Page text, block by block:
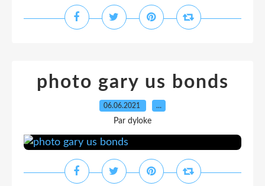
photo gary us bonds
06.06.2021 …
Par dyloke